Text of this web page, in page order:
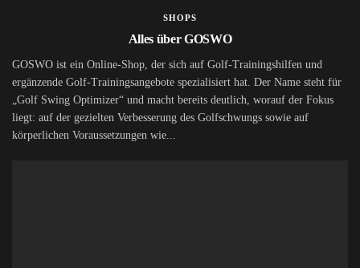
SHOPS
Alles über GOSWO
GOSWO ist ein Online-Shop, der sich auf Golf-Trainingshilfen und
ergänzende Golf-Trainingsangebote spezialisiert hat. Der Name steht für
„Golf Swing Optimizer“ und macht bereits deutlich, worauf der Fokus
liegt: auf der gezielten Verbesserung des Golfschwungs sowie auf
körperlichen Voraussetzungen wie...